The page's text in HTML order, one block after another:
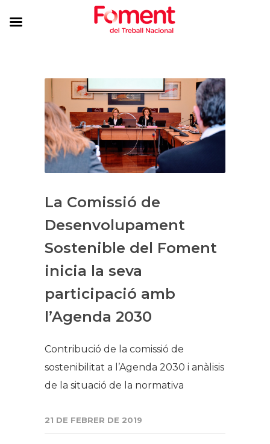
La Comissió de
Desenvolupament
Sostenible del Foment
inicia la seva
participació amb
l’Agenda 2030
Contribució de la comissió de
sostenibilitat a l’Agenda 2030 i anàlisis
de la situació de la normativa
21 DE FEBRER DE 2019